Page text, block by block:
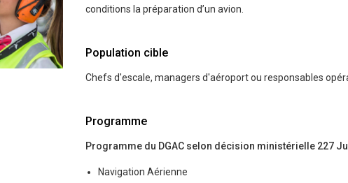
conditions la préparation d’un avion.
Population cible
Chefs d'escale, managers d'aéroport ou responsables
Programme
Programme du DGAC selon décision ministérielle 227
Navigation Aérienne